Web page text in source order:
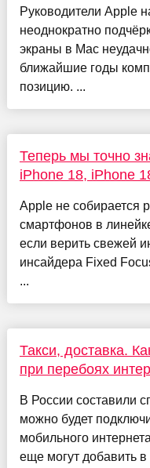
Руководители Apple
неоднократно
экраны в Mac
ближайшие годы
позицию. ...
Теперь мы точно
iPhone 18, iPhone
Apple не собирается
смартфонов в
если верить свежей
инсайдера Fixed
...
Такси, доставка.
при перебоях
В России составили
можно будет
мобильного
еще могут добавить в